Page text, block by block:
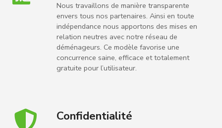
Nous travaillons de manière transparente
envers tous nos partenaires. Ainsi en toute
indépendance nous apportons des mises en
relation neutres avec notre réseau de
déménageurs. Ce modèle favorise une
concurrence saine, efficace et totalement
gratuite pour l’utilisateur.
Confidentialité